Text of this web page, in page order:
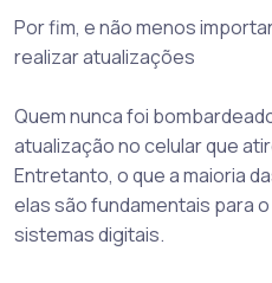
Por fim, e não menos
realizar atualizações
Quem nunca foi
atualização no celular que
Entretanto, o que a maioria
elas são fundamentais para
sistemas digitais.